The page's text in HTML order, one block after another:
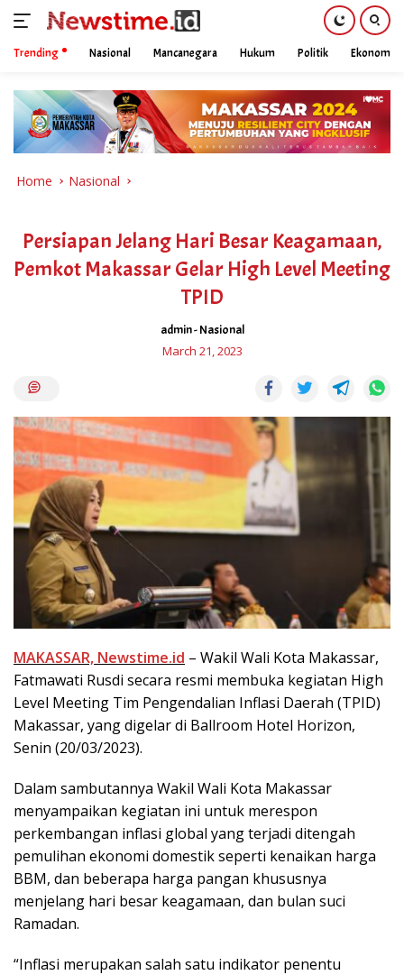
content
Trending Nasional Mancanegara Hukum Politik Ekonomi
Home Nasional
Persiapan Jelang Hari Besar Keagamaan,
Pemkot Makassar Gelar High Level Meeting
TPID
admin-Nasional
March 21, 2023
MAKASSAR, Newstime.id – Wakil Wali Kota Makassar,
Fatmawati Rusdi secara resmi membuka kegiatan High
Level Meeting Tim Pengendalian Inflasi Daerah (TPID)
Makassar, yang digelar di Ballroom Hotel Horizon,
Senin (20/03/2023).
Dalam sambutannya Wakil Wali Kota Makassar
menyampaikan kegiatan ini untuk merespon
perkembangan inflasi global yang terjadi ditengah
pemulihan ekonomi domestik seperti kenaikan harga
BBM, dan beberapa harga pangan khususnya
menjelang hari besar keagamaan, dan bulan suci
Ramadan.
“Inflasi merupakan salah satu indikator penentu